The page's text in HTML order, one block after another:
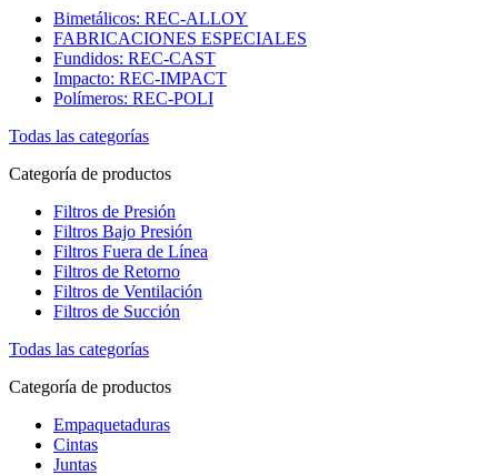
Bimetálicos: REC-ALLOY
FABRICACIONES ESPECIALES
Fundidos: REC-CAST
Impacto: REC-IMPACT
Polímeros: REC-POLI
Todas las categorías
Categoría de productos
Filtros de Presión
Filtros Bajo Presión
Filtros Fuera de Línea
Filtros de Retorno
Filtros de Ventilación
Filtros de Succión
Todas las categorías
Categoría de productos
Empaquetaduras
Cintas
Juntas